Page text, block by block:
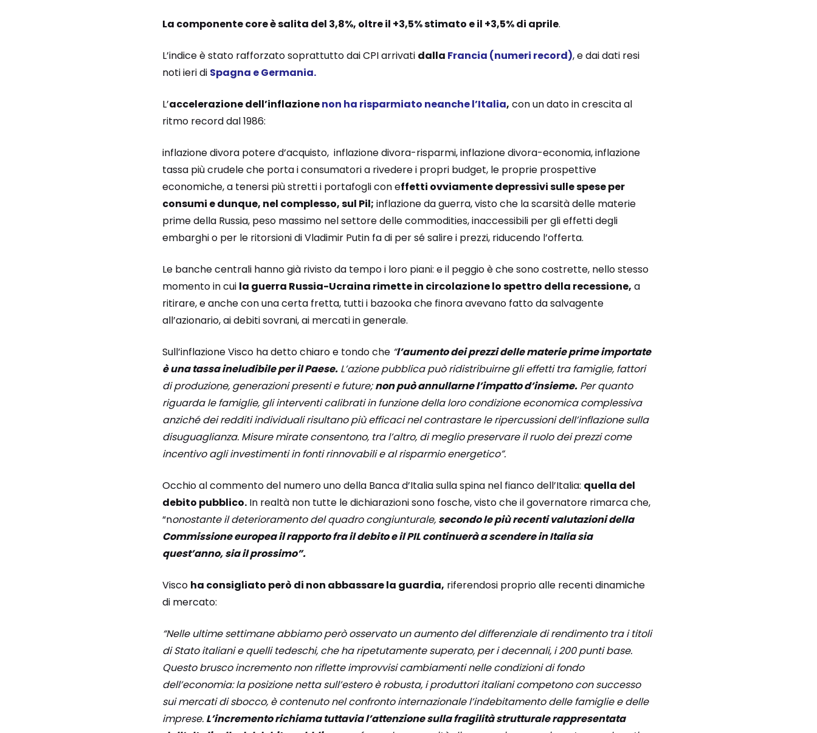
La componente core è salita del 3,8%, oltre il +3,5% stimato e il +3,5% di aprile.
L’indice è stato rafforzato soprattutto dai CPI arrivati dalla Francia (numeri record), e dai dati resi
noti ieri di Spagna e Germania.
L’accelerazione dell’inflazionenon ha risparmiato neanche l’Italia, con un dato in crescita al
ritmo record dal 1986:
inflazione divora potere d’acquisto, inflazione divora-risparmi, inflazione divora-economia, inflazione
tassa più crudele che porta i consumatori a rivedere i propri budget, le proprie prospettive
economiche, a tenersi più stretti i portafogli con effetti ovviamente depressivi sulle spese per
consumi e dunque, nel complesso, sul Pil; inflazione da guerra, visto che la scarsità delle materie
prime della Russia, peso massimo nel settore delle commodities, inaccessibili per gli effetti degli
embarghi o per le ritorsioni di Vladimir Putin fa di per sé salire i prezzi, riducendo l’offerta.
Le banche centrali hanno già rivisto da tempo i loro piani: e il peggio è che sono costrette, nello stesso
momento in cui la guerra Russia-Ucraina rimette in circolazione lo spettro della recessione, a
ritirare, e anche con una certa fretta, tutti i bazooka che finora avevano fatto da salvagente
all’azionario, ai debiti sovrani, ai mercati in generale.
Sull’inflazione Visco ha detto chiaro e tondo che “l’aumento dei prezzi delle materie prime importate
è una tassa ineludibile per il Paese.L’azione pubblica può ridistribuirne gli effetti tra famiglie, fattori
di produzione, generazioni presenti e future;non può annullarne l’impatto d’insieme.Per quanto
riguarda le famiglie, gli interventi calibrati in funzione della loro condizione economica complessiva
anziché dei redditi individuali risultano più efficaci nel contrastare le ripercussioni dell’inflazione sulla
disuguaglianza. Misure mirate consentono, tra l’altro, di meglio preservare il ruolo dei prezzi come
incentivo agli investimenti in fonti rinnovabili e al risparmio energetico”.
Occhio al commento del numero uno della Banca d’Italia sulla spina nel fianco dell’Italia: quella del
debito pubblico.In realtà non tutte le dichiarazioni sono fosche, visto che il governatore rimarca che,
“nonostante il deterioramento del quadro congiunturale, secondo le più recenti valutazioni della
Commissione europea il rapporto fra il debito e il PIL continuerà a scendere in Italia sia
quest’anno, sia il prossimo”.
Visco ha consigliato però di non abbassare la guardia, riferendosi proprio alle recenti dinamiche
di mercato:
“Nelle ultime settimane abbiamo però osservato un aumento del differenziale di rendimento tra i titoli
di Stato italiani e quelli tedeschi, che ha ripetutamente superato, per i decennali, i 200 punti base.
Questo brusco incremento non riflette improvvisi cambiamenti nelle condizioni di fondo
dell’economia: la posizione netta sull’estero è robusta, i produttori italiani competono con successo
sui mercati di sbocco, è contenuto nel confronto internazionale l’indebitamento delle famiglie e delle
imprese. L’incremento richiama tuttavia l’attenzione sulla fragilità strutturale rappresentata